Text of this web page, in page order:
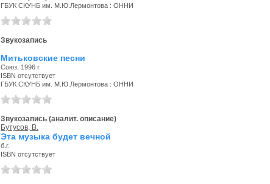
ГБУК СКУНБ им. М.Ю.Лермонтова : ОННИ
Звукозапись
Митьковские песни
Союз, 1996 г.
ISBN отсутствует
ГБУК СКУНБ им. М.Ю.Лермонтова : ОННИ
Звукозапись (аналит. описание)
Бутусов, В.
Эта музыка будет вечной
б.г.
ISBN отсутствует